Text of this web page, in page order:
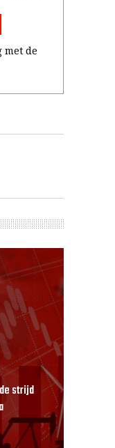
de
strijd